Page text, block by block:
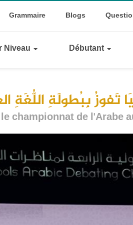
Dropdown
Top
Grammaire Blogs
Niveau Débutant
تَفوزُ بِبُطولَةِ اللُّغَةِ
championnat de l'Arabe